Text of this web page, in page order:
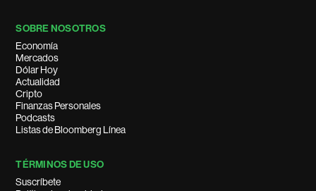
SOBRE NOSOTROS
Economía
Mercados
Dólar Hoy
Actualidad
Cripto
Finanzas Personales
Podcasts
Listas de Bloomberg Línea
TÉRMINOS DE USO
Suscríbete